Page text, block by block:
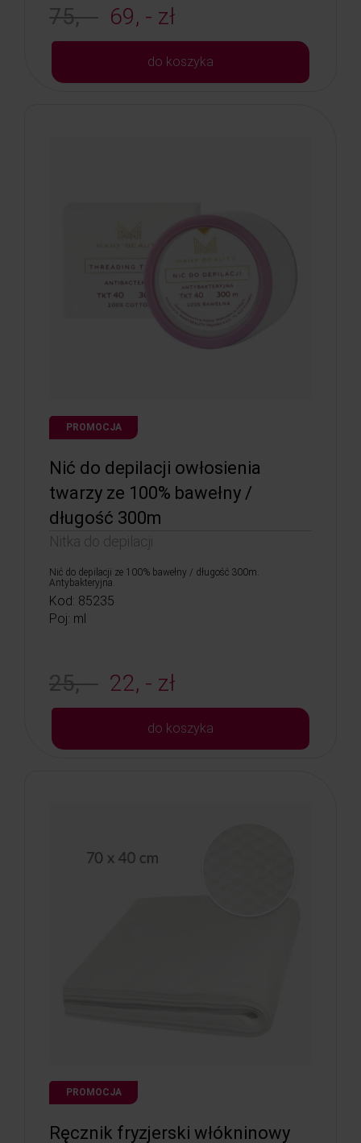
75, - 69, - zł
do koszyka
PROMOCJA
Nić do depilacji owłosienia
twarzy ze 100% bawełny /
długość 300m
Nitka do depilacji
Nić do depilacji ze 100% bawełny / długość 300m.
Antybakteryjna.
Kod: 85235
Poj: ml
25, - 22, - zł
do koszyka
PROMOCJA
Ręcznik fryzjerski włókninowy